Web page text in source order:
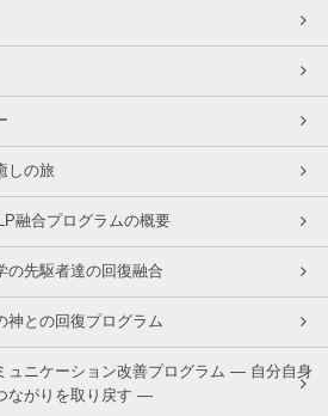
しの旅
融合プログラムの概要
の先駆者達の回復融合
神との回復プログラム
ュニケーション改善プログラム ― 自分自身
ながりを取り戻す ―